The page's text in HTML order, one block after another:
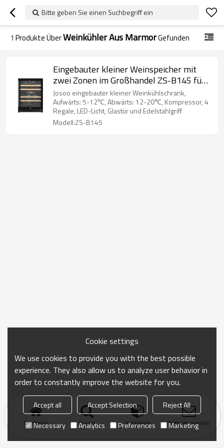
Bitte geben Sie einen Suchbegriff ein
1 Produkte ÜberWeinkühler Aus MarmorGefunden
Eingebauter kleiner Weinspeicher mit
zwei Zonen im Großhandel ZS-B145 für
Win Cooler mit Buchenholzregal und
Vollglastür
Josoo eingebauter kleiner Weinkühlschrank,
Aufwärts: 5-12℃, Abwärts: 12-20℃, Kompressor, 4
Regale, LED-Licht, Glastür und Edelstahlgriff
Modell:ZS-B145
Startseite Suche Kategorie Anfrage senden
Cookie settings
We use cookies to provide you with the best possible
experience. They also allow us to analyze user behavior in
order to constantly improve the website for you.
Accept all Accept Selection
Reject All
Necessary
Analytics Preferences Marketing